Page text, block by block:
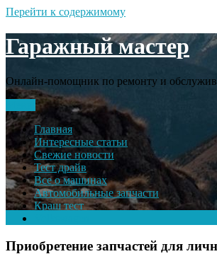
Перейти к содержимому
Гаражный мастер
Онлайн-помощник по ремонту и
Главная
Интересные статьи
Свежие новости
Тест драйв
Все о машинах
Автомобильные запчасти
Краш тест
Приобретение запчастей для